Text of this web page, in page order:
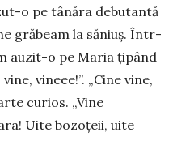
o pe tâ­năra debutantă
gră­beam la săniuș. Într-
au­zit-o pe Maria țipând
vineee!”. „Cine vine,
curios. „Vine
Uite bozoțeii, uite